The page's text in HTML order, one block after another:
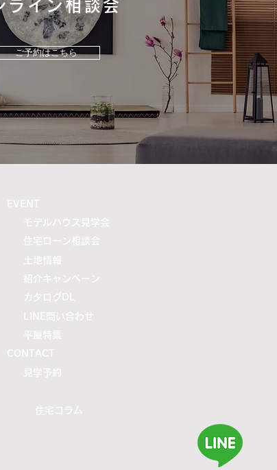
優先に安全確認、
次おこなっておりま
務店として、少し
力になれるよう 社
一同、全力で取り組
す。 また、被災さ
かれましては、 罹
得、被害箇所の写真
ライン相談会
ご予約はこちら
​EVENT
モデルハウス見学会
住宅ローン相談会
土地情報
紹介キャンペーン
カタログDL
LINE問い合わせ
平屋特集
CONTACT
​見学予約
住宅コラム